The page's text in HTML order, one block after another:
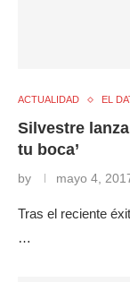
ACTUALIDAD EL
Silvestre
tu boca’
by mayo 4,
Tras el reciente
…